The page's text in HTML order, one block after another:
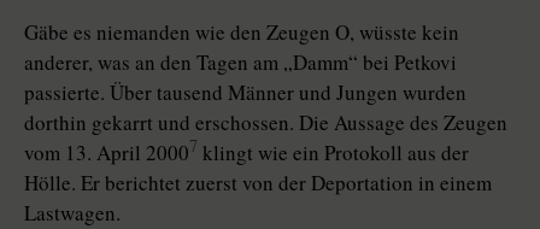
Gäbe es niemanden wie den Zeugen O, wüsste kein
anderer, was an den Tagen am „Damm“ bei Petkovi
passierte. Über tausend Männer und Jungen wurden
dorthin gekarrt und erschossen. Die Aussage des Zeugen
vom 13. April 20007 klingt wie ein Protokoll aus der
Hölle. Er berichtet zuerst von der Deportation in einem
Lastwagen.